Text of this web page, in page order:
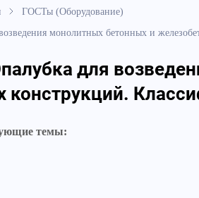
ГОСТы (Оборудование)
монолитных бетонных и
для
темы: